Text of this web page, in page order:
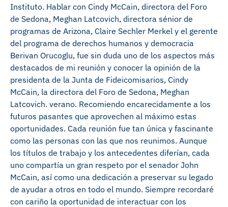
Instituto. Hablar con Cindy McCain, directora del Foro
de Sedona, Meghan Latcovich, directora sénior de
programas de Arizona, Claire Sechler Merkel y el gerente
del programa de derechos humanos y democracia
Berivan Orucoglu, fue sin duda uno de los aspectos más
destacados de mi reunión y conocer la opinión de la
presidenta de la Junta de Fideicomisarios, Cindy
McCain, la directora del Foro de Sedona, Meghan
Latcovich. verano. Recomiendo encarecidamente a los
futuros pasantes que aprovechen al máximo estas
oportunidades. Cada reunión fue tan única y fascinante
como las personas con las que nos reunimos. Aunque
los títulos de trabajo y los antecedentes diferían, cada
uno compartía un gran respeto por el senador John
McCain, así como una dedicación a preservar su legado
de ayudar a otros en todo el mundo. Siempre recordaré
con cariño la oportunidad de interactuar con los